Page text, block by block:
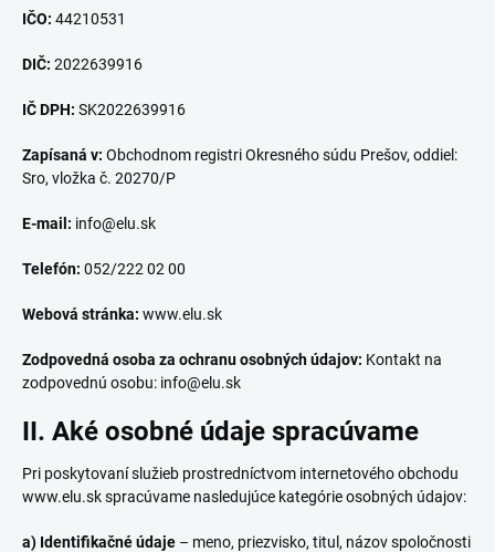
IČO: 44210531
DIČ: 2022639916
IČ DPH: SK2022639916
Zapísaná v: Obchodnom registri Okresného súdu Prešov, oddiel:
Sro, vložka č. 20270/P
E-mail: info@elu.sk
Telefón: 052/222 02 00
Webová stránka: www.elu.sk
Zodpovedná osoba za ochranu osobných údajov: Kontakt na
zodpovednú osobu: info@elu.sk
II. Aké osobné údaje spracúvame
Pri poskytovaní služieb prostredníctvom internetového obchodu
www.elu.sk spracúvame nasledujúce kategórie osobných údajov:
a) Identifikačné údaje – meno, priezvisko, titul, názov spoločnosti